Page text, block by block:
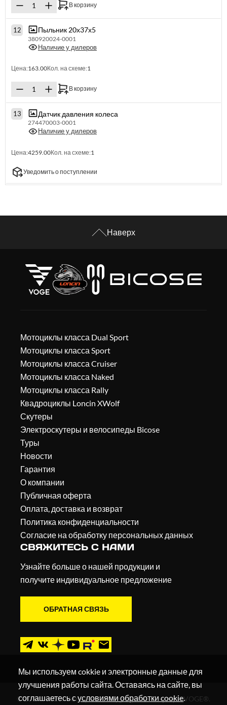
В корзину
12 Пыльник 20х37х5
380920024-0001
Наличие у дилеров
Цена:163.00Кол. на схеме:1
В корзину
13 Датчик давления колеса
274470003-0001
Наличие у дилеров
Цена:4259.00Кол. на схеме:1
Уведомить о поступлении
Наверх
Мотоциклы класса Dual Sport
Мотоциклы класса Sport
Мотоциклы класса Cruiser
Мотоциклы класса Naked
Мотоциклы класса Rally
Квадроциклы Loncin XWolf
Скутеры
Электроскутеры и велосипеды Bicose
Туры
Новости
Гарантия
О компании
Публичная оферта
Оплата, доставка и возврат
Политика конфиденциальности
Согласие на обработку персональных данных
СВЯЖИТЕСЬ С НАМИ
Узнайте больше о нашей продукции и
получите индивидуальное предложение
ОБРАТНАЯ СВЯЗЬ
© 2019 - 2026. Мотоциклы, квадроциклы и скутеры VOGE®.
Мы используем cokkie и электронные данные для
улучшения работы сайта. Оставаясь на сайте, вы
соглашаетесь сусловиями обработки cookie.